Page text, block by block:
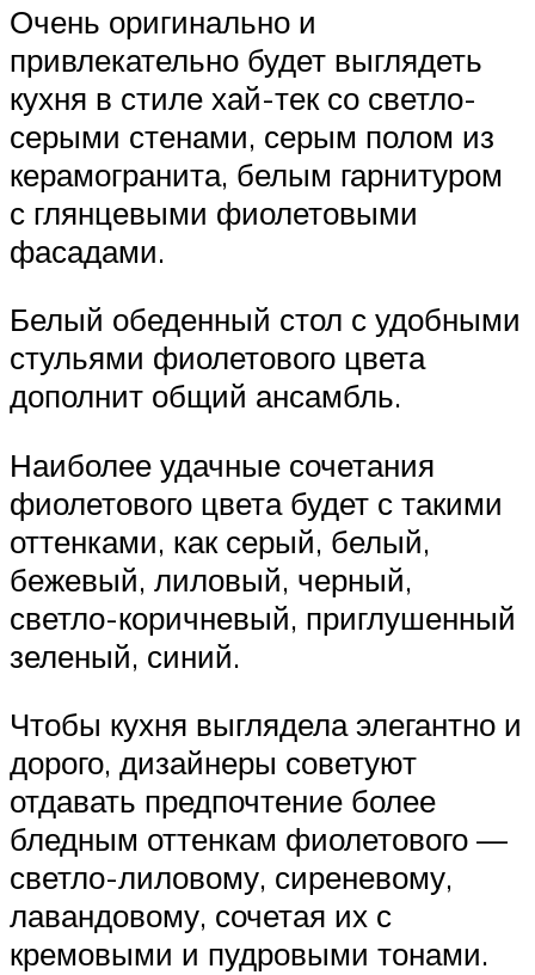
Очень оригинально и
привлекательно будет выглядеть
кухня в стиле хай-тек со светло-
серыми стенами, серым полом из
керамогранита, белым гарнитуром
с глянцевыми фиолетовыми
фасадами.
Белый обеденный стол с удобными
стульями фиолетового цвета
дополнит общий ансамбль.
Наиболее удачные сочетания
фиолетового цвета будет с такими
оттенками, как серый, белый,
бежевый, лиловый, черный,
светло-коричневый, приглушенный
зеленый, синий.
Чтобы кухня выглядела элегантно и
дорого, дизайнеры советуют
отдавать предпочтение более
бледным оттенкам фиолетового —
светло-лиловому, сиреневому,
лавандовому, сочетая их с
кремовыми и пудровыми тонами.